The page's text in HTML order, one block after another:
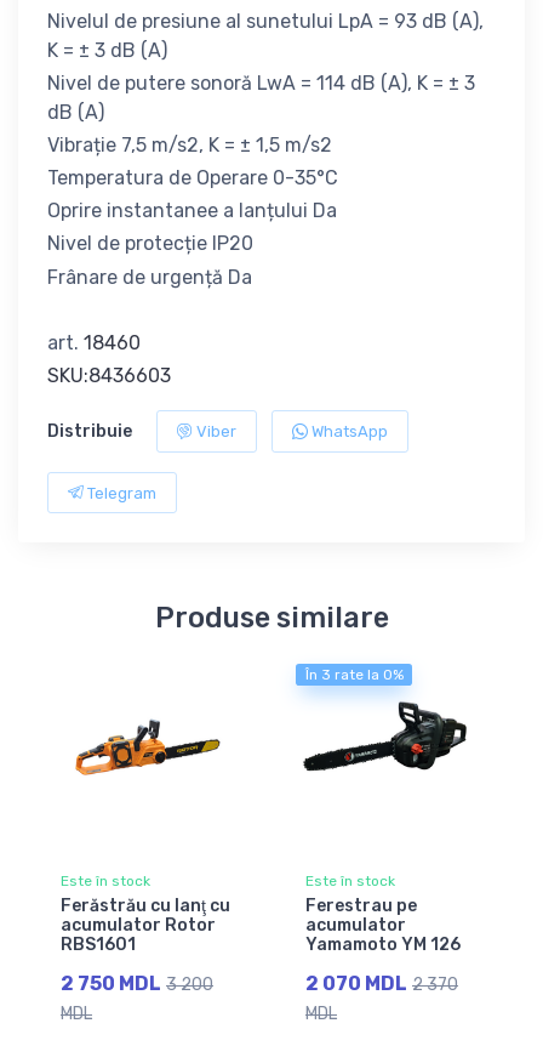
Nivelul de presiune al sunetului LpA = 93 dB (A),
K = ± 3 dB (A)
Nivel de putere sonoră LwA = 114 dB (A), K = ± 3
dB (A)
Vibrație 7,5 m/s2, K = ± 1,5 m/s2
Temperatura de Operare 0-35°C
Oprire instantanee a lanțului Da
Nivel de protecție IP20
Frânare de urgență Da
art. 18460
SKU:8436603
Distribuie Viber WhatsApp
Telegram
Produse similare
Este în stock
Ferăstrău cu lanţ cu
acumulator Rotor
RBS1601
2 750 MDL 3 200
MDL
În 3 rate la 0%
Este în stock
Ferestrau pe
acumulator
Yamamoto YM 126
2 070 MDL 2 370
MDL